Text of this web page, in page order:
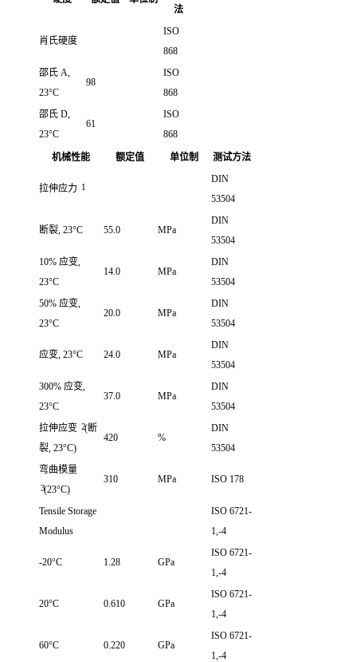
法
肖氏硬度
ISO
868
邵氏 A,
23°C
98
ISO
868
邵氏 D,
23°C
61
ISO
868
机械性能 额定值 单位制 测试方法
拉伸应力 1
DIN
53504
断裂, 23°C 55.0 MPa
DIN
53504
10% 应变,
23°C
14.0 MPa
DIN
53504
50% 应变,
23°C
20.0 MPa
DIN
53504
应变, 23°C 24.0 MPa
DIN
53504
300% 应变,
23°C
37.0 MPa
DIN
53504
拉伸应变 2(断
裂, 23°C)
420 %
DIN
53504
弯曲模量
3(23°C)
310 MPa ISO 178
Tensile Storage
Modulus
ISO 6721-
1,-4
-20°C 1.28 GPa
ISO 6721-
1,-4
20°C 0.610 GPa
ISO 6721-
1,-4
60°C 0.220 GPa
ISO 6721-
1,-4